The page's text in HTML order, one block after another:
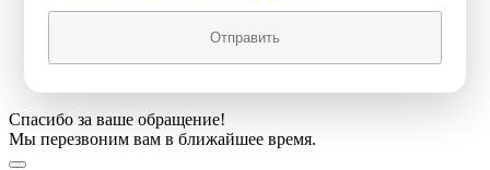
Отправить
Спасибо за ваше обращение!
Мы перезвоним вам в ближайшее время.